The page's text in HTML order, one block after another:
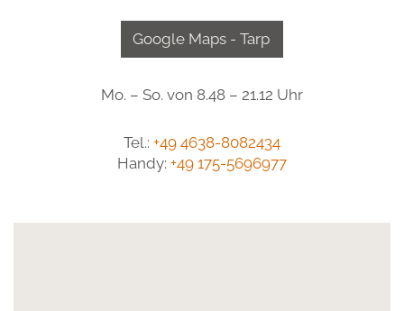
Google Maps - Tarp
Mo. – So. von 8.48 – 21.12 Uhr
Tel.: +49 4638-8082434
Handy: +49 175-5696977